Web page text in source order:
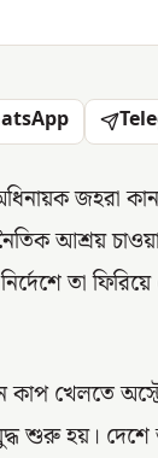
জহরা
আশ্রয়
তা
কাপ খেলতে
যুদ্ধ শুরু হয়।